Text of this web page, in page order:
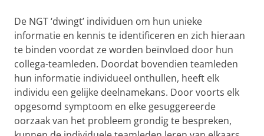
De NGT ‘dwingt’ individuen om hun unieke
informatie en kennis te identificeren en zich hieraan
te binden voordat ze worden beïnvloed door hun
collega-teamleden. Doordat bovendien teamleden
hun informatie individueel onthullen, heeft elk
individu een gelijke deelnamekans. Door voorts elk
opgesomd symptoom en elke gesuggereerde
oorzaak van het probleem grondig te bespreken,